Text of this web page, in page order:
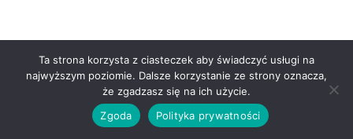
Ta strona korzysta z ciasteczek aby świadczyć usługi na
najwyższym poziomie. Dalsze korzystanie ze strony oznacza,
że zgadzasz się na ich użycie.
Zgoda
Polityka prywatności